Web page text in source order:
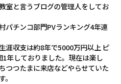
室と言うブログの管理人をしてお
パチンコ部門PVランキング4年連
涯収支は約8年で5000万円以上 ピ
1年しておりました。現在は楽し
つつたまに来店などやらせていた